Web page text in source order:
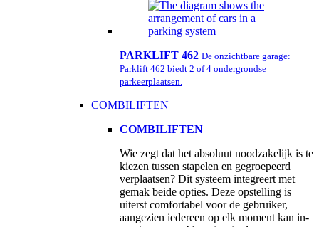
PARKLIFT 462 De onzichtbare garage:
Parklift 462 biedt 2 of 4 ondergrondse
parkeerplaatsen.
COMBILIFTEN
COMBILIFTEN
Wie zegt dat het absoluut noodzakelijk is te
kiezen tussen stapelen en gegroepeerd
verplaatsen? Dit systeem integreert met
gemak beide opties. Deze opstelling is
uiterst comfortabel voor de gebruiker,
aangezien iedereen op elk moment kan in-